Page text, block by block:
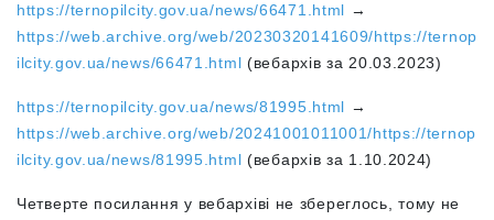
https://ternopilcity.gov.ua/news/66471.html →
https://web.archive.org/web/20230320141609/https://ternop
ilcity.gov.ua/news/66471.html (вебархів за 20.03.2023)
https://ternopilcity.gov.ua/news/81995.html →
https://web.archive.org/web/20241001011001/https://ternop
ilcity.gov.ua/news/81995.html (вебархів за 1.10.2024)
Четверте посилання у вебархіві не збереглось, тому не